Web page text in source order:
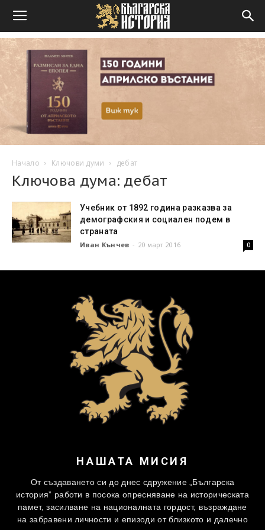
Начало Ключови думи дебат
Ключова дума: дебат
Учебник от 1892 година разказва за
демографския и социален подем в
страната
Иван Кънчев - 20 март 2016 0
НАШАТА МИСИЯ
От създаването си до днес сдружение „Българска
история” работи в посока опресняване на историческата
памет, засилване на националната гордост, възраждане
на забравени личности и епизоди от близкото и далечно